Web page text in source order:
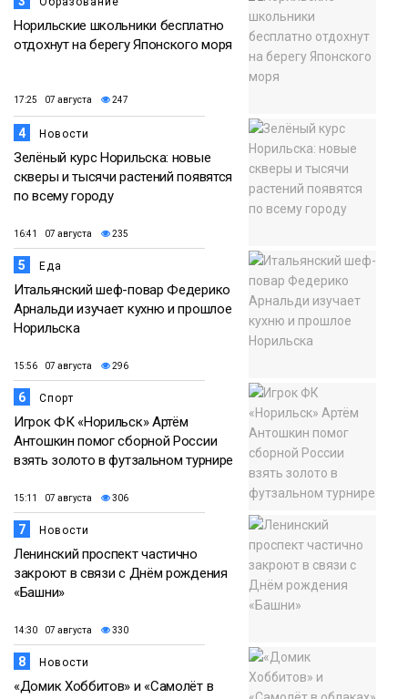
Норильские школьники бесплатно
отдохнут на берегу Японского моря
17:25 07 августа 247
4 Новости
Зелёный курс Норильска: новые
скверы и тысячи растений появятся
по всему городу
16:41 07 августа 235
5 Еда
Итальянский шеф-повар Федерико
Арнальди изучает кухню и прошлое
Норильска
15:56 07 августа 296
6 Спорт
Игрок ФК «Норильск» Артём
Антошкин помог сборной России
взять золото в футзальном турнире
15:11 07 августа 306
7 Новости
Ленинский проспект частично
закроют в связи с Днём рождения
«Башни»
14:30 07 августа 330
8 Новости
«Домик Хоббитов» и «Самолёт в